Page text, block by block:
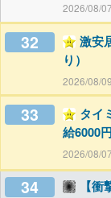
2026/08/
32
激安
り）
2026/08/
33
タイ
給6000
2026/08/
34 【